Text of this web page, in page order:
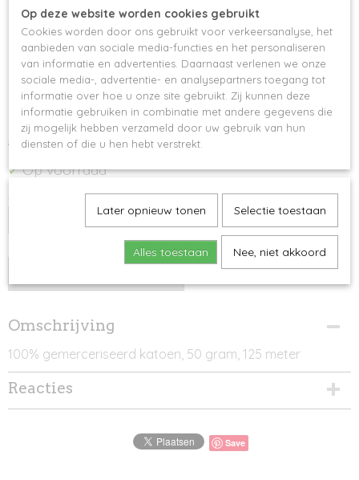
Scheepjes Catona 50
gram - 162 Black Coffee
€ 2,99 € 2,84
✓Op voorraad
Omschrijving
100% gemerceriseerd katoen, 50 gram, 125 meter
Reacties
Save
Op deze website worden cookies gebruikt
Cookies worden door ons gebruikt voor verkeersanalyse, het
aanbieden van sociale media-functies en het personaliseren
van informatie en advertenties. Daarnaast verlenen we onze
sociale media-, advertentie- en analysepartners toegang tot
informatie over hoe u onze site gebruikt. Zij kunnen deze
informatie gebruiken in combinatie met andere gegevens die
zij mogelijk hebben verzameld door uw gebruik van hun
diensten of die u hen hebt verstrekt.
Later opnieuw tonen Selectie toestaan
Alles toestaan Nee, niet akkoord